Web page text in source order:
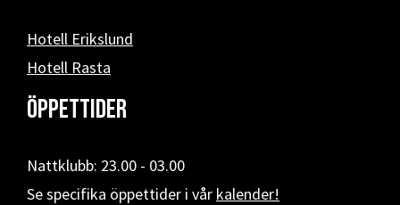
Hotell Erikslund
Hotell Rasta
Öppettider
Nattklubb: 23.00 - 03.00
Se specifika öppettider i vår kalender!